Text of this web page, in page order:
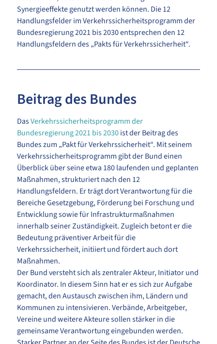
Synergieeffekte genutzt werden können. Die 12
Handlungsfelder im Verkehrssicherheitsprogramm der
Bundesregierung 2021 bis 2030 entsprechen den 12
Handlungsfeldern des „Pakts für Verkehrssicherheit“.
Beitrag des Bundes
DasVerkehrssicherheitsprogramm der
Bundesregierung 2021 bis 2030ist der Beitrag des
Bundes zum „Pakt für Verkehrssicherheit“. Mit seinem
Verkehrssicherheitsprogramm gibt der Bund einen
Überblick über seine etwa 180 laufenden und geplanten
Maßnahmen, strukturiert nach den 12
Handlungsfeldern. Er trägt dort Verantwortung für die
Bereiche Gesetzgebung, Förderung bei Forschung und
Entwicklung sowie für Infrastrukturmaßnahmen
innerhalb seiner Zuständigkeit. Zugleich betont er die
Bedeutung präventiver Arbeit für die
Verkehrssicherheit, initiiert und fördert auch dort
Maßnahmen.
Der Bund versteht sich als zentraler Akteur, Initiator und
Koordinator. In diesem Sinn hat er es sich zur Aufgabe
gemacht, den Austausch zwischen ihm, Ländern und
Kommunen zu intensivieren. Verbände, Arbeitgeber,
Vereine und weitere Akteure sollen stärker in die
gemeinsame Verantwortung eingebunden werden.